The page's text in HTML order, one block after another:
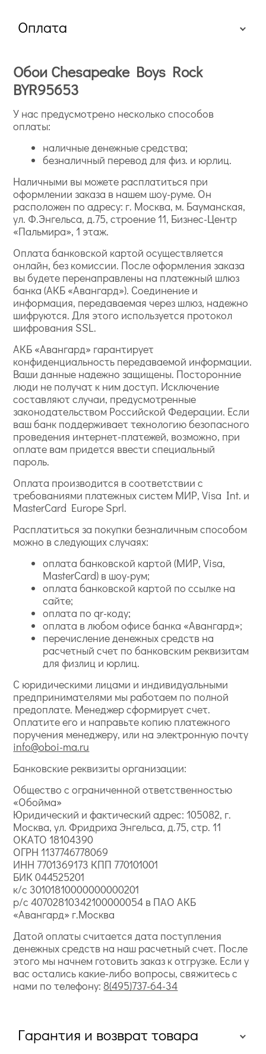
Оплата
Обои Chesapeake Boys Rock
BYR95653
У нас предусмотрено несколько способов
оплаты:
наличные денежные средства;
безналичный перевод для физ. и юрлиц.
Наличными вы можете расплатиться при
оформлении заказа в нашем шоу-руме. Он
расположен по адресу: г. Москва, м. Бауманская,
ул. Ф.Энгельса, д.75, строение 11, Бизнес-Центр
«Пальмира», 1 этаж.
Оплата банковской картой осуществляется
онлайн, без комиссии. После оформления заказа
вы будете перенаправлены на платежный шлюз
банка (АКБ «Авангард»). Соединение и
информация, передаваемая через шлюз, надежно
шифруются. Для этого используется протокол
шифрования SSL.
АКБ «Авангард» гарантирует
конфиденциальность передаваемой информации.
Ваши данные надежно защищены. Посторонние
люди не получат к ним доступ. Исключение
составляют случаи, предусмотренные
законодательством Российской Федерации. Если
ваш банк поддерживает технологию безопасного
проведения интернет-платежей, возможно, при
оплате вам придется ввести специальный
пароль.
Оплата производится в соответствии с
требованиями платежных систем МИР, Visa Int. и
MasterCard Europe Sprl.
Расплатиться за покупки безналичным способом
можно в следующих случаях:
оплата банковской картой (МИР, Visa,
MasterCard) в шоу-рум;
оплата банковской картой по ссылке на
сайте;
оплата по qr-коду;
оплата в любом офисе банка «Авангард»;
перечисление денежных средств на
расчетный счет по банковским реквизитам
для физлиц и юрлиц.
С юридическими лицами и индивидуальными
предпринимателями мы работаем по полной
предоплате. Менеджер сформирует счет.
Оплатите его и направьте копию платежного
поручения менеджеру, или на электронную почту
info@oboi-ma.ru
Банковские реквизиты организации:
Общество с ограниченной ответственностью
«Обойма»
Юридический и фактический адрес: 105082, г.
Москва, ул. Фридриха Энгельса, д.75, стр. 11
ОКАТО 18104390
ОГРН 1137746778069
ИНН 7701369173 КПП 770101001
БИК 044525201
к/с 30101810000000000201
р/с 40702810342100000054 в ПАО АКБ
«Авангард» г.Москва
Датой оплаты считается дата поступления
денежных средств на наш расчетный счет. После
этого мы начнем готовить заказ к отгрузке. Если у
вас остались какие-либо вопросы, свяжитесь с
нами по телефону: 8(495)737-64-34
Гарантия и возврат товара